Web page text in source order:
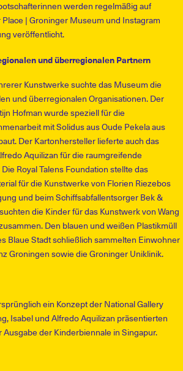
werden regelmäßig auf
| Groninger Museum und Instagram
veröffentlicht.
und überregionalen Partnern
Kunstwerke suchte das Museum die
und überregionalen Organisationen. Der
Hofman wurde speziell für die
mit Solidus aus Oude Pekela aus
Der Kartonhersteller lieferte auch das
Aquilizan für die raumgreifende
Royal Talens Foundation stellte das
für die Kunstwerke von Florien Riezebos
und beim Schiffsabfallentsorger Bek &
die Kinder für das Kunstwerk von Wang
Den blauen und weißen Plastikmüll
Blaue Stadt schließlich sammelten Einwohner
Groningen sowie die Groninger Uniklinik.
ein Konzept der National Gallery
Isabel und Alfredo Aquilizan präsentierten
der Kinderbiennale in Singapur.